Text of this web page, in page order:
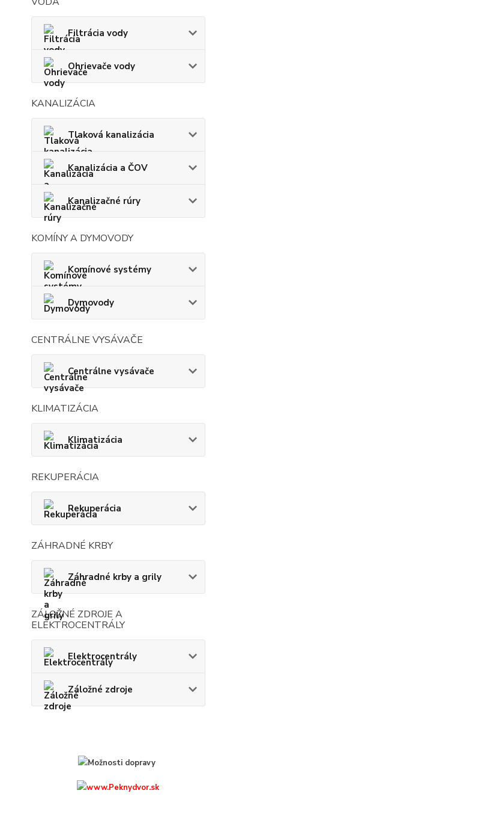
Filtrácia vody
Ohrievače vody
KANALIZÁCIA
Tlaková kanalizácia
Kanalizácia a ČOV
Kanalizačné rúry
KOMÍNY A DYMOVODY
Komínové systémy
Dymovody
CENTRÁLNE VYSÁVAČE
Centrálne vysávače
KLIMATIZÁCIA
Klimatizácia
REKUPERÁCIA
Rekuperácia
ZÁHRADNÉ KRBY
Záhradné krby a grily
ZÁLOŽNÉ ZDROJE A
ELEKTROCENTRÁLY
Elektrocentrály
Záložné zdroje